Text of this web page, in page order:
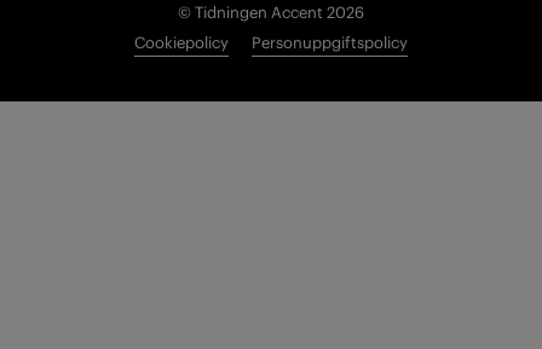
© Tidningen Accent 2026
Cookiepolicy
Personuppgiftspolicy